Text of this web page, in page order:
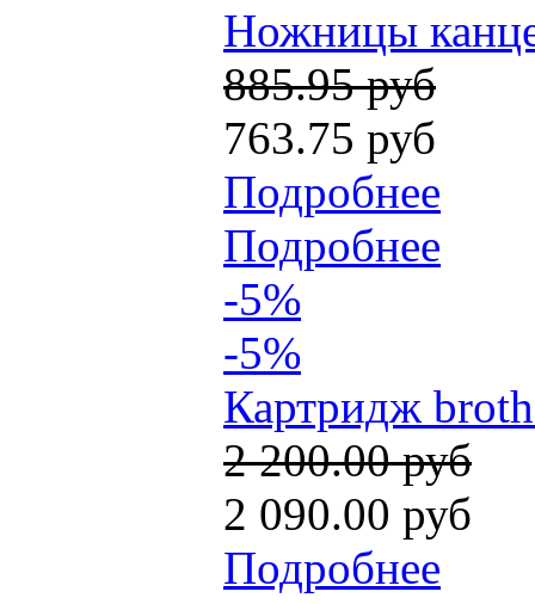
Ножницы
885.95 руб
763.75 руб
Подробнее
Подробнее
-5%
-5%
Картридж
2 200.00 руб
2 090.00 руб
Подробнее